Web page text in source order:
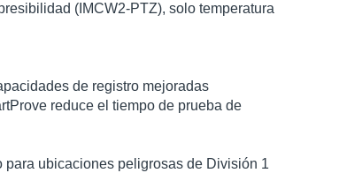
(IMCW2-PTZ), solo temperatura
de registro mejoradas
reduce el tiempo de prueba de
para ubicaciones peligrosas de División 1